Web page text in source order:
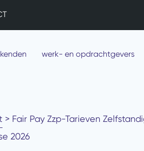
werk- en opdrachtgevers
> Fair Pay Zzp-Tarieven
2026​